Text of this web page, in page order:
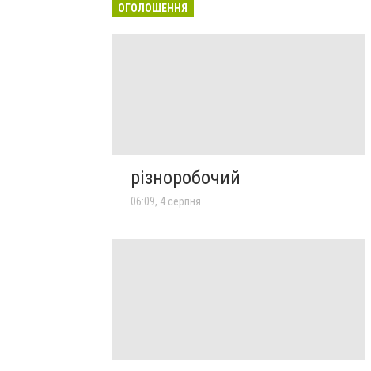
ОГОЛОШЕННЯ
різноробочий
06:09, 4 серпня